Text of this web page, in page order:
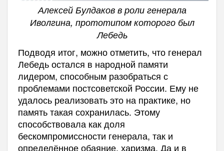
Алексей Булдаков в роли генерала
Иволгина, прототипом которого был
Лебедь
Подводя итог, можно отметить, что генерал
Лебедь остался в народной памяти
лидером, способным разобраться с
проблемами постсоветской России. Ему не
удалось реализовать это на практике, но
память такая сохранилась. Этому
способствовала как доля
бескомпромиссности генерала, так и
определённое обаяние, харизма. Да и в